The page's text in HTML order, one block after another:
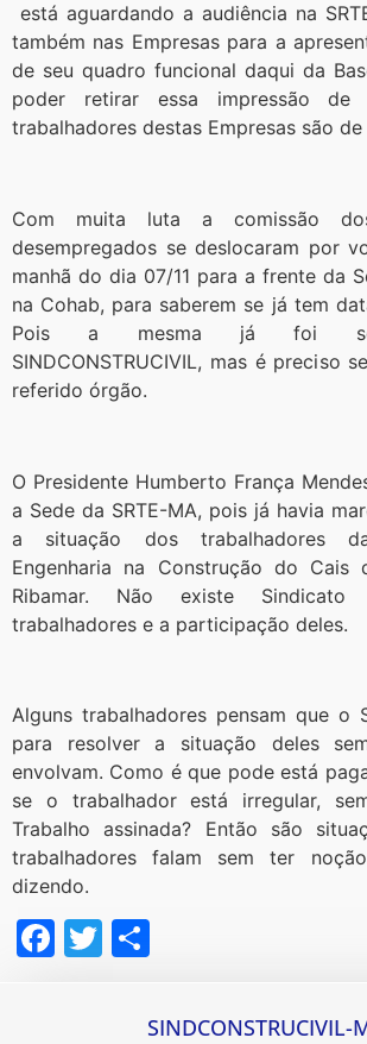
está aguardando a audiência na
também nas Empresas para a
de seu quadro funcional daqui da
poder retirar essa impressão
trabalhadores destas Empresas são
Com muita luta a comissão
desempregados se deslocaram por
manhã do dia 07/11 para a frente da
na Cohab, para saberem se já tem
Pois a mesma já foi
SINDCONSTRUCIVIL, mas é preciso
referido órgão.
O Presidente Humberto França
a Sede da SRTE-MA, pois já havia
a situação dos trabalhadores
Engenharia na Construção do Cais
Ribamar. Não existe
trabalhadores e a participação deles.
Alguns trabalhadores pensam que o
para resolver a situação deles
envolvam. Como é que pode está
se o trabalhador está irregular,
Trabalho assinada? Então são
trabalhadores falam sem ter
dizendo.
Facebook
Twitter
SINDCONSTRUCIVIL-